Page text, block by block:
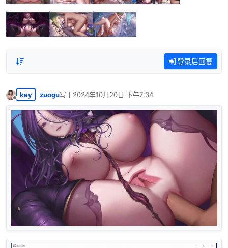
登录后回复
离线
key zuogu写于2024年10月20日 下午7:34
最后由 编辑